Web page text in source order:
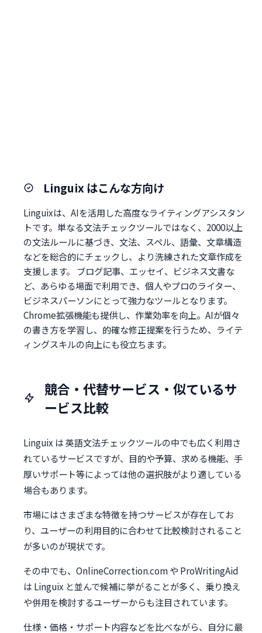
Linguix はこんな方向け
Linguixは、AIを活用した高度なライティングアシスタン
トです。単なる文法チェックツールではなく、2000以上
の文法ルールに基づき、文法、スペル、語彙、文章構造
などを総合的にチェックし、より洗練された文章作成を
支援します。 ブログ記事、エッセイ、ビジネス文書な
ど、あらゆる場面で利用でき、個人やプロのライター、
ビジネスパーソンにとって強力なツールとなります。
Chrome拡張機能も提供し、作業効率を向上。AIが個々
の書き方を学習し、的確な修正提案を行うため、ライテ
ィングスキルの向上にも役立ちます。
競合・代替サービス・似ているサ
ービス比較
Linguix は 英語文法チェックツールの中でも広く利用さ
れているサービスですが、目的や予算、求める機能、手
厚いサポート等によっては他の選択肢がより適している
場合もあります。
市場にはさまざまな特徴を持つサービスが存在してお
り、ユーザーの利用目的に合わせて比較検討されること
が多いのが現状です。
その中でも、OnlineCorrection.com や ProWritingAid
は Linguix と並んで候補に挙がることが多く、乗り換え
や併用を検討するユーザーからも注目されています。
仕様・価格・サポート内容などを比べながら、自分に最